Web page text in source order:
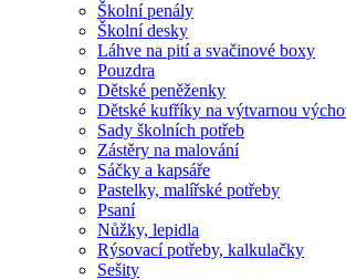
Školní penály
Školní desky
Láhve na pití a svačinové boxy
Pouzdra
Dětské peněženky
Dětské kufříky na výtvarnou
Sady školních potřeb
Zástěry na malování
Sáčky a kapsáře
Pastelky, malířské potřeby
Psaní
Nůžky, lepidla
Rýsovací potřeby, kalkulačky
Sešity